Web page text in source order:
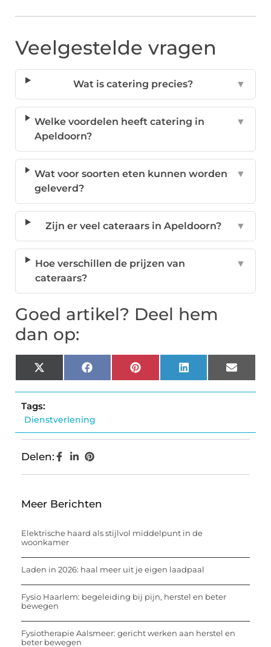
Veelgestelde vragen
Wat is catering precies? ▼
Welke voordelen heeft catering in
Apeldoorn?
▼
Wat voor soorten eten kunnen worden
geleverd?
▼
Zijn er veel cateraars in Apeldoorn? ▼
Hoe verschillen de prijzen van
cateraars?
▼
Goed artikel? Deel hem
dan op:
X
(Twitter)
FacebookPinterestLinkedIn Email
Tags:
Dienstverlening
Delen:
Meer Berichten
Elektrische haard als stijlvol middelpunt in de
woonkamer
Laden in 2026: haal meer uit je eigen laadpaal
Fysio Haarlem: begeleiding bij pijn, herstel en beter
bewegen
Fysiotherapie Aalsmeer: gericht werken aan herstel en
beter bewegen